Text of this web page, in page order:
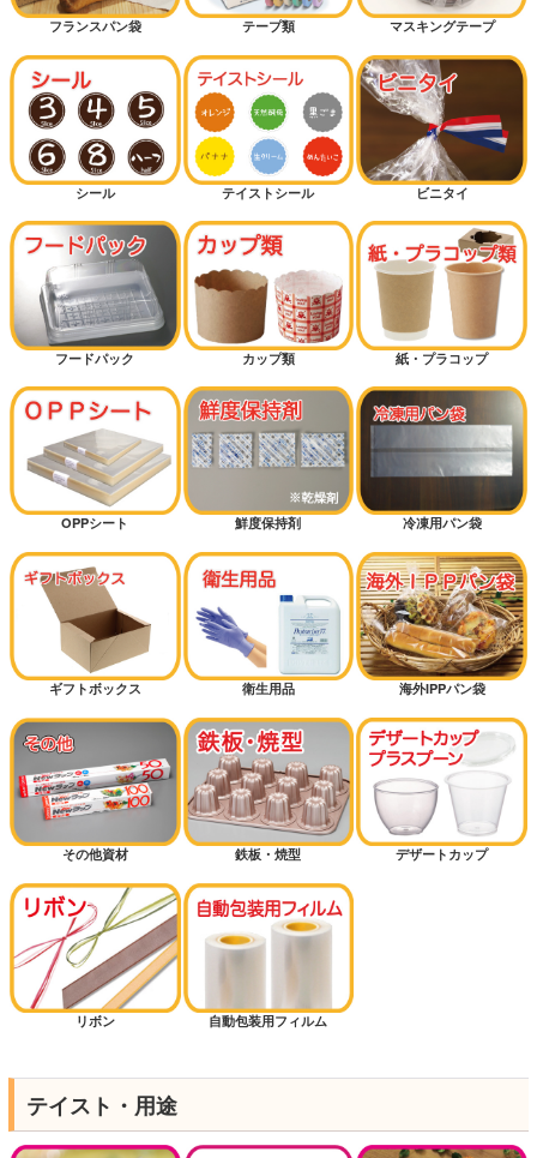
フランスパン袋 テープ類 マスキングテープ
シール テイストシール ビニタイ
フードパック カップ類 紙・プラコップ
OPPシート 鮮度保持剤 冷凍用パン袋
ギフトボックス 衛生用品 海外IPPパン袋
その他資材 鉄板・焼型 デザートカップ
リボン 自動包装用フィルム
テイスト・用途